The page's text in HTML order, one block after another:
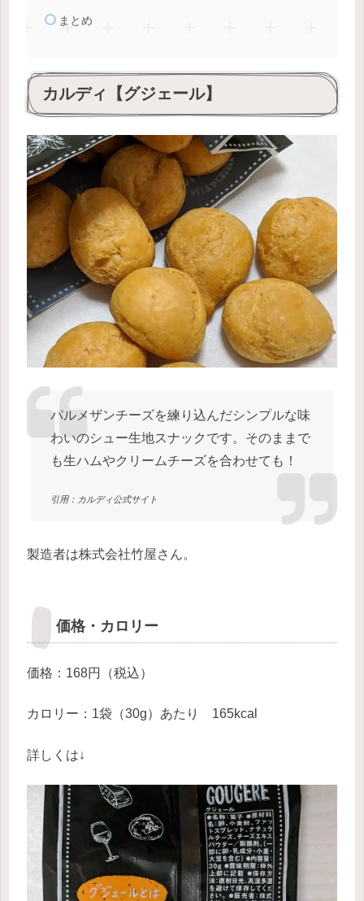
まとめ
カルディ【グジェール】
パルメザンチーズを練り込んだシンプルな味
わいのシュー生地スナックです。そのままで
も生ハムやクリームチーズを合わせても！
引用：カルディ公式サイト
製造者は株式会社竹屋さん。
価格・カロリー
価格：168円（税込）
カロリー：1袋（30g）あたり 165kcal
詳しくは↓